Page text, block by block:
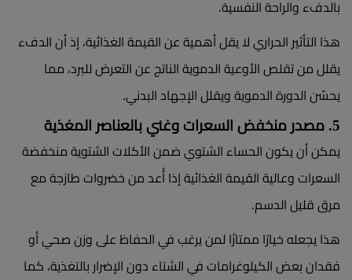
بالدفء والراحة النفسية.
هذا التأثير الحراري لا يقل أهمية عن القيمة الغذائية، إذ أن الدفء
يقلل من تقلص الأوعية الدموية الناتج عن التعرض للبرد، مما
يحسّن الدورة الدموية ويقلل الإجهاد البدني.
5. مصدر منخفض السعرات وغني بالعناصر المغذية
يمكن أن يكون الحساء الشتوي ضمن الأكلات الشتوية منخفضة
السعرات وعالية القيمة الغذائية إذا أُعد من خضروات طازجة مع
مرق قليل الدسم.
هذا يجعله خيارًا ممتازًا لمن يرغب في الحفاظ على وزن صحي أو
فقدان بعض الكيلوغرامات في الشتاء دون الإضرار بالتغذية، كما